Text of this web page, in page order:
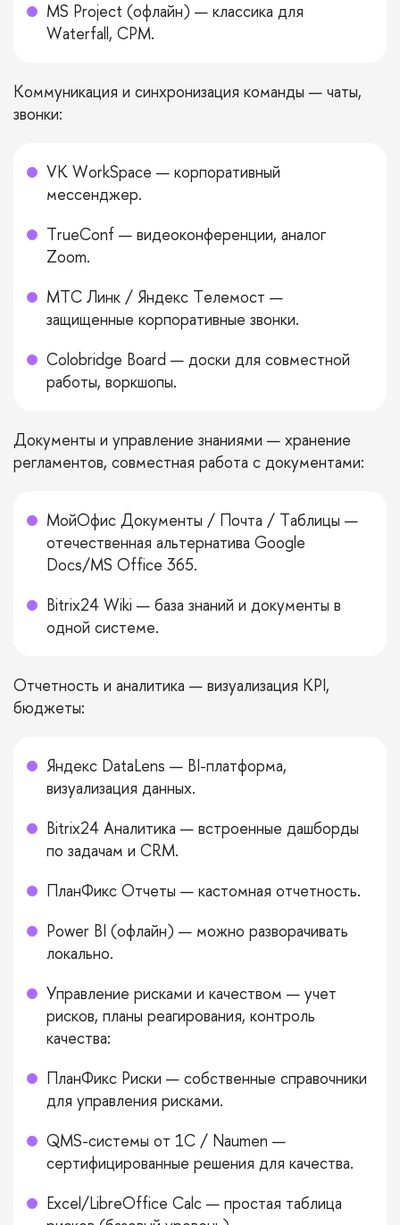
MS Project (офлайн) — классика для
Waterfall, CPM.
Коммуникация и синхронизация команды — чаты,
звонки:
VK WorkSpace — корпоративный
мессенджер.
TrueConf — видеоконференции, аналог
Zoom.
МТС Линк / Яндекс Телемост —
защищенные корпоративные звонки.
Colobridge Board — доски для совместной
работы, воркшопы.
Документы и управление знаниями — хранение
регламентов, совместная работа с документами:
МойОфис Документы / Почта / Таблицы —
отечественная альтернатива Google
Docs/MS Office 365.
Bitrix24 Wiki — база знаний и документы в
одной системе.
Отчетность и аналитика — визуализация KPI,
бюджеты:
Яндекс DataLens — BI-платформа,
визуализация данных.
Bitrix24 Аналитика — встроенные дашборды
по задачам и CRM.
ПланФикс Отчеты — кастомная отчетность.
Power BI (офлайн) — можно разворачивать
локально.
Управление рисками и качеством — учет
рисков, планы реагирования, контроль
качества:
ПланФикс Риски — собственные справочники
для управления рисками.
QMS-системы от 1С / Naumen —
сертифицированные решения для качества.
Excel/LibreOffice Calc — простая таблица